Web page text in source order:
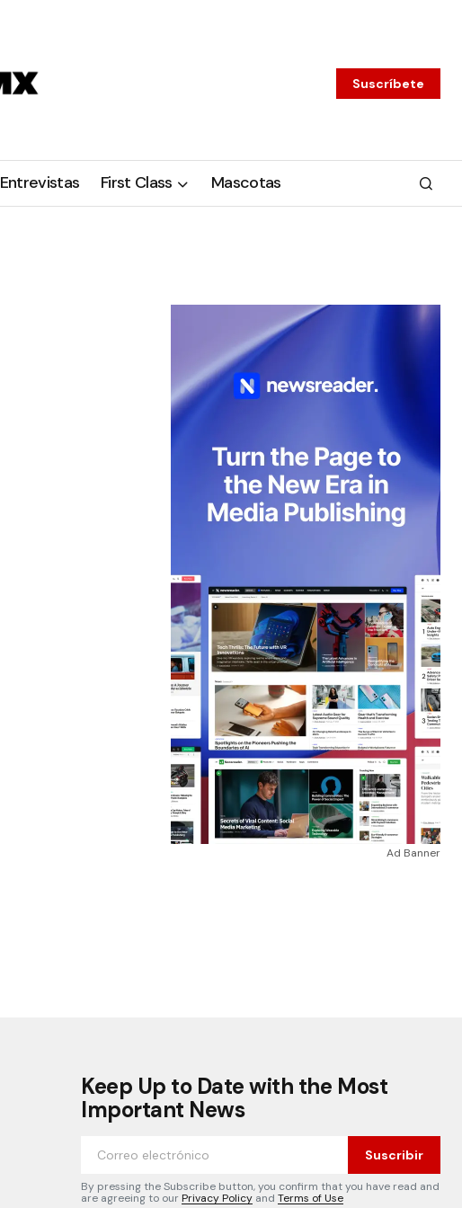
Suscríbete
Entrevistas First Class Mascotas
Ad Banner
Keep Up to Date with the Most
Important News
Suscribir
By pressing the Subscribe button, you confirm that you have read and
are agreeing to ourPrivacy Policy and Terms of Use